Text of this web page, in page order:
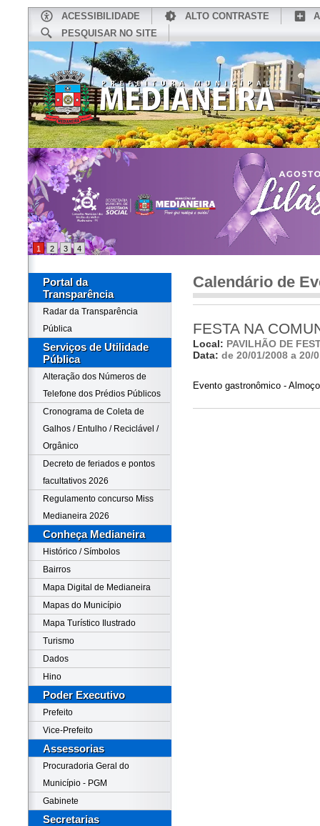
ACESSIBILIDADE ALTO CONTRASTE
PESQUISAR NO SITE
CONHEÇA MEDIANEIRA
1 2 3 4
Portal da
Transparência
Radar da Transparência
Pública
Serviços de Utilidade
Pública
Alteração dos Números de
Telefone dos Prédios Públicos
Cronograma de Coleta de
Galhos / Entulho / Reciclável /
Orgânico
Decreto de feriados e pontos
facultativos 2026
Regulamento concurso Miss
Medianeira 2026
Conheça Medianeira
Histórico / Símbolos
Bairros
Mapa Digital de Medianeira
Mapas do Município
Mapa Turístico Ilustrado
Turismo
Dados
Hino
Poder Executivo
Prefeito
Vice-Prefeito
Assessorias
Procuradoria Geral do
Município - PGM
Gabinete
Secretarias
Calendário de
FESTA NA
Local: PAVILHÃO DE
Data: de 20/01/2008 a 20/
Evento gastronômico -